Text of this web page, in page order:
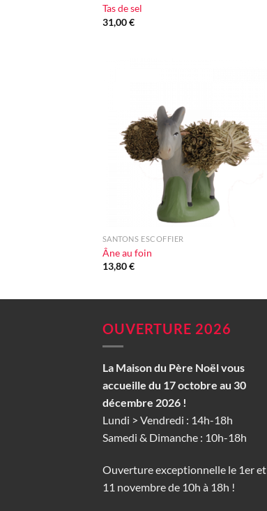
Tas de sel
31,00€
SANTONS ESCOFFIER
Âne au foin
13,80€
OUVERTURE 2026
La Maison du Père Noël vous
accueille du 17 octobre au 30
décembre 2026 !
Lundi > Vendredi : 14h-18h
Samedi & Dimanche : 10h-18h
Ouverture exceptionnelle le 1er et
11 novembre de 10h à 18h !